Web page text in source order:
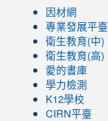
因材網
專業發展平臺
衛生教育(中)
衛生教育(高)
愛的書庫
學力檢測
K12學校
CIRN平臺